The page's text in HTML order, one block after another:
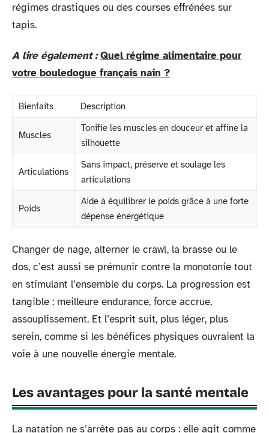
régimes drastiques ou des courses effrénées sur
tapis.
A lire également : Quel régime alimentaire pour
votre bouledogue français nain ?
Bienfaits Description
Muscles
Tonifie les muscles en douceur et affine la
silhouette
Articulations
Sans impact, préserve et soulage les
articulations
Poids
Aide à équilibrer le poids grâce à une forte
dépense énergétique
Changer de nage, alterner le crawl, la brasse ou le
dos, c’est aussi se prémunir contre la monotonie tout
en stimulant l’ensemble du corps. La progression est
tangible : meilleure endurance, force accrue,
assouplissement. Et l’esprit suit, plus léger, plus
serein, comme si les bénéfices physiques ouvraient la
voie à une nouvelle énergie mentale.
Les avantages pour la santé mentale
La natation ne s’arrête pas au corps : elle agit comme